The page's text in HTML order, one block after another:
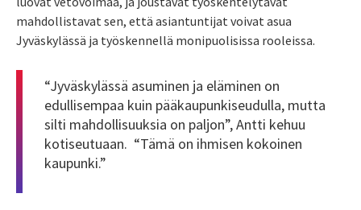
mahdollistavat sen, että asiantuntijat voivat asua
Jyväskylässä ja työskennellä monipuolisissa rooleissa.
“Jyväskylässä asuminen ja eläminen on
edullisempaa kuin pääkaupunkiseudulla, mutta
silti mahdollisuuksia on paljon”, Antti kehuu
kotiseutuaan. “Tämä on ihmisen kokoinen
kaupunki.”